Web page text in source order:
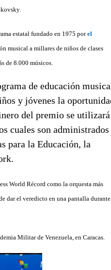
estatal fundado en 1975 porel
musical a millares de niños de clases
de 8.000 músicos.
World Récord como la orquesta más
dar el veredicto en una pantalla durante
Militar de Venezuela, en Caracas.